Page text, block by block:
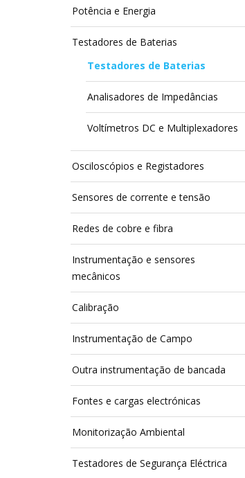
Potência e Energia
Testadores de Baterias
Testadores de Baterias
Analisadores de Impedâncias
Voltímetros DC e Multiplexadores
Osciloscópios e Registadores
Sensores de corrente e tensão
Redes de cobre e fibra
Instrumentação e sensores
mecânicos
Calibração
Instrumentação de Campo
Outra instrumentação de bancada
Fontes e cargas electrónicas
Monitorização Ambiental
Testadores de Segurança Eléctrica